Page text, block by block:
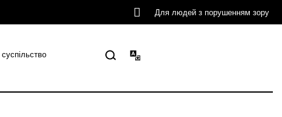
Для людей з порушенням зору